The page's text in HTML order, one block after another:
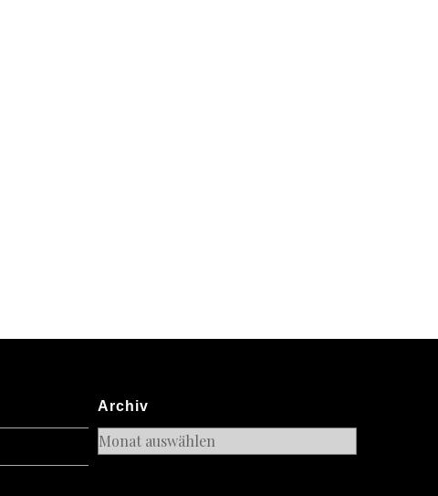
Archiv
Archiv